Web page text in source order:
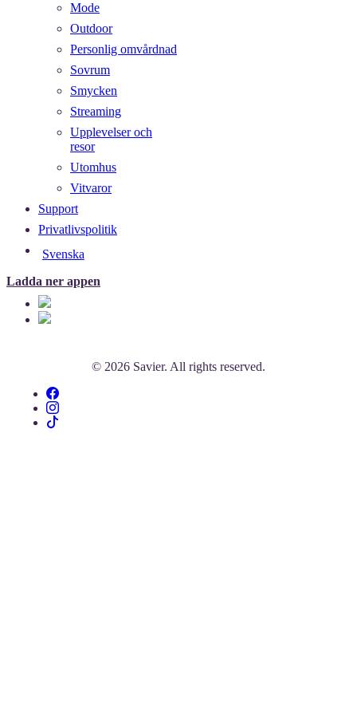
Mode
Outdoor
Personlig omvårdnad
Sovrum
Smycken
Streaming
Upplevelser och
resor
Utomhus
Vitvaror
Support
Privatlivspolitik
Svenska
Ladda ner appen
© 2026 Savier. All rights reserved.